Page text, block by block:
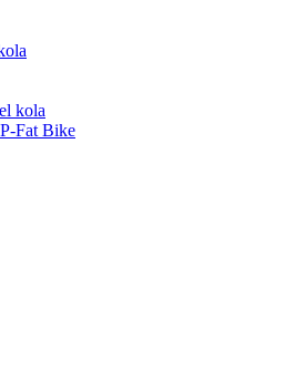
kola
Fat Bike